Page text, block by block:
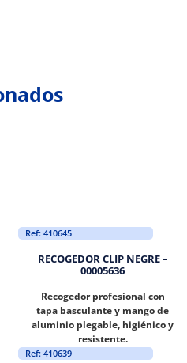
Ref: 410645
RECOGEDOR CLIP NEGRE –
00005636
Recogedor profesional con
tapa basculante y mango de
aluminio plegable, higiénico y
resistente.
Ref: 410639